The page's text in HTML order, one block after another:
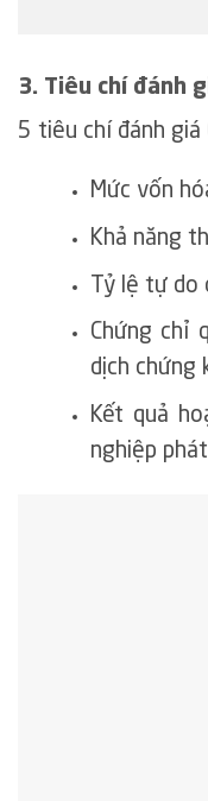
3. Tiêu chí đánh
5 tiêu chí đánh giá
Mức vốn
Khả năng
Tỷ lệ tự
Chứng chỉ
dịch chứng
Kết quả
nghiệp